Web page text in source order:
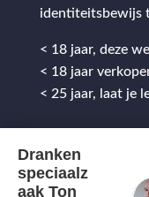
identiteitsbewijs
< 18 jaar, deze
< 18 jaar
< 25 jaar, laat je
Dranken
speciaalz
aak Ton